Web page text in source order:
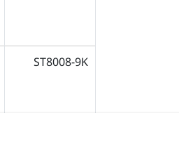
ST8008-9K